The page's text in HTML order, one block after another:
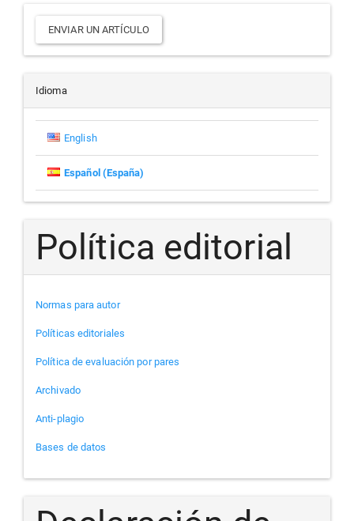
Enviar
un
artículo
ENVIAR UN ARTÍCULO
Idioma
English
Español (España)
Política editorial
Normas para autor
Políticas editoriales
Política de evaluación por pares
Archivado
Anti-plagio
Bases de datos